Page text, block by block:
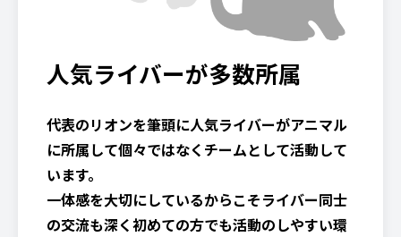
人気ライバーが多数所属
代表のリオンを筆頭に人気ライバーがアニマル
に所属して個々ではなくチームとして活動して
います。
一体感を大切にしているからこそライバー同士
の交流も深く初めての方でも活動のしやすい環